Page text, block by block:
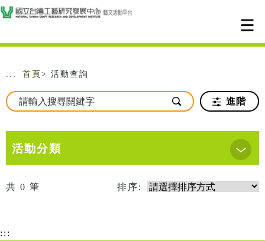
跳到主要內容
網站導覽
::: 首頁 > 活動查詢
進階
活動分類
共 0 筆 排序:
:::